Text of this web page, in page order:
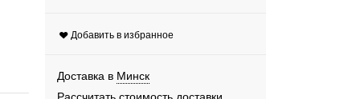
Добавить в избранное
Доставка в Минск
Рассчитать стоимость доставки